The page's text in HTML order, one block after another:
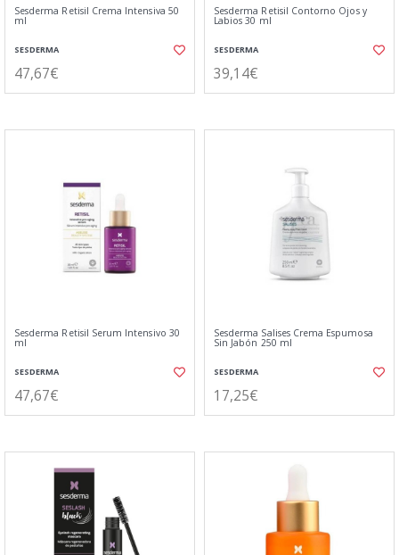
Sesderma Retisil Crema Intensiva 50
ml
SESDERMA
47,67€
Sesderma Retisil Contorno Ojos y
Labios 30 ml
SESDERMA
39,14€
Sesderma Retisil Serum Intensivo 30
ml
SESDERMA
47,67€
Sesderma Salises Crema Espumosa
Sin Jabón 250 ml
SESDERMA
17,25€